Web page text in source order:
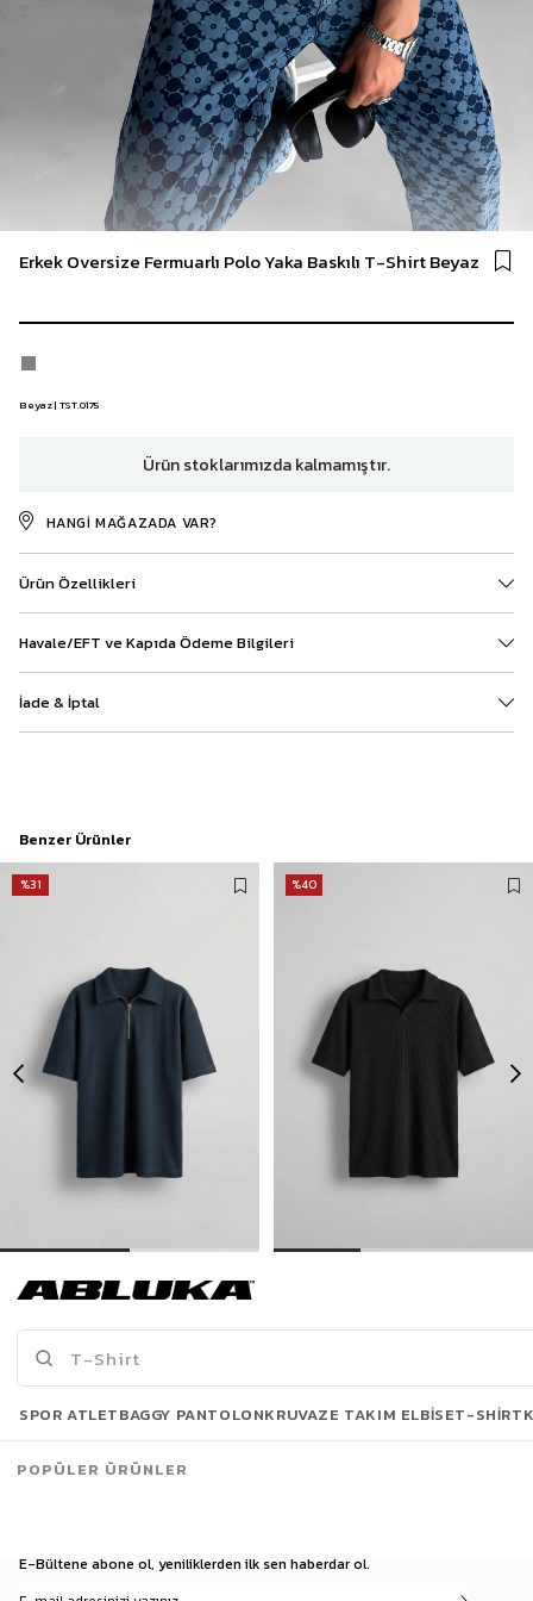
Erkek Oversize Fermuarlı Polo Yaka Baskılı T-Shirt Beyaz
Beyaz | TST.0175
Ürün stoklarımızda kalmamıştır.
HANGI MAĞAZADA VAR?
Ürün Özellikleri
Havale/EFT ve Kapıda Ödeme Bilgileri
İade & İptal
Benzer Ürünler
%31
449,90 TL
649,90 TL
%40
Son Bakılanlar
E-Bültene abone ol, yeniliklerden ilk sen haberdar ol.
SPOR ATLETBAGGY PANTOLONKRUVAZE TAKIM ELBISET-SHIRT
POPÜLER ÜRÜNLER